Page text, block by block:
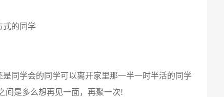
的同学
学会的同学可以离开家里那一半一时半活的同学
间是多么想再见一面，再聚一次!